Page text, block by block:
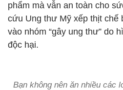
phẩm mà vẫn an toàn cho
cứu Ung thư Mỹ xếp thịt chế
vào nhóm “gây ung thư” do
độc hại.
Bạn không nên ăn nhiều các